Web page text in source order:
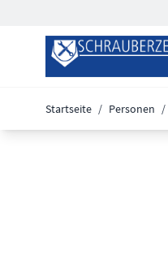
Startseite / Personen /